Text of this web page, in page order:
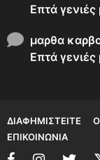
Επτά
μαρθα
Επτά
ΔΙΑΦΗΜΙΣΤΕΊΤΕ
ΕΠΙΚΟΙΝΩΝΊΑ